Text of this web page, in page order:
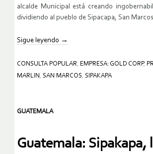
alcalde Municipal está creando
dividiendo al pueblo de Sipacapa, San
Sigue leyendo →
CONSULTA POPULAR, EMPRESA: GOLD CORP,
MARLIN , SAN MARCOS, SIPAKAPA
GUATEMALA
Guatemala: Sipakapa,